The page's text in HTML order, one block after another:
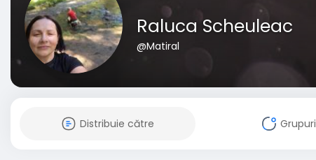
Raluca Scheuleac
@Matiral
Distribuie către Grupuri